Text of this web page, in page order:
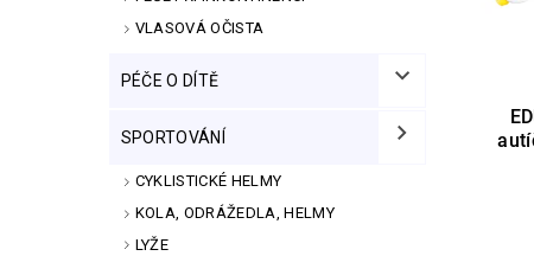
VLASOVÁ OČISTA
PÉČE O DÍTĚ
SPORTOVÁNÍ
CYKLISTICKÉ HELMY
KOLA, ODRÁŽEDLA, HELMY
LYŽE